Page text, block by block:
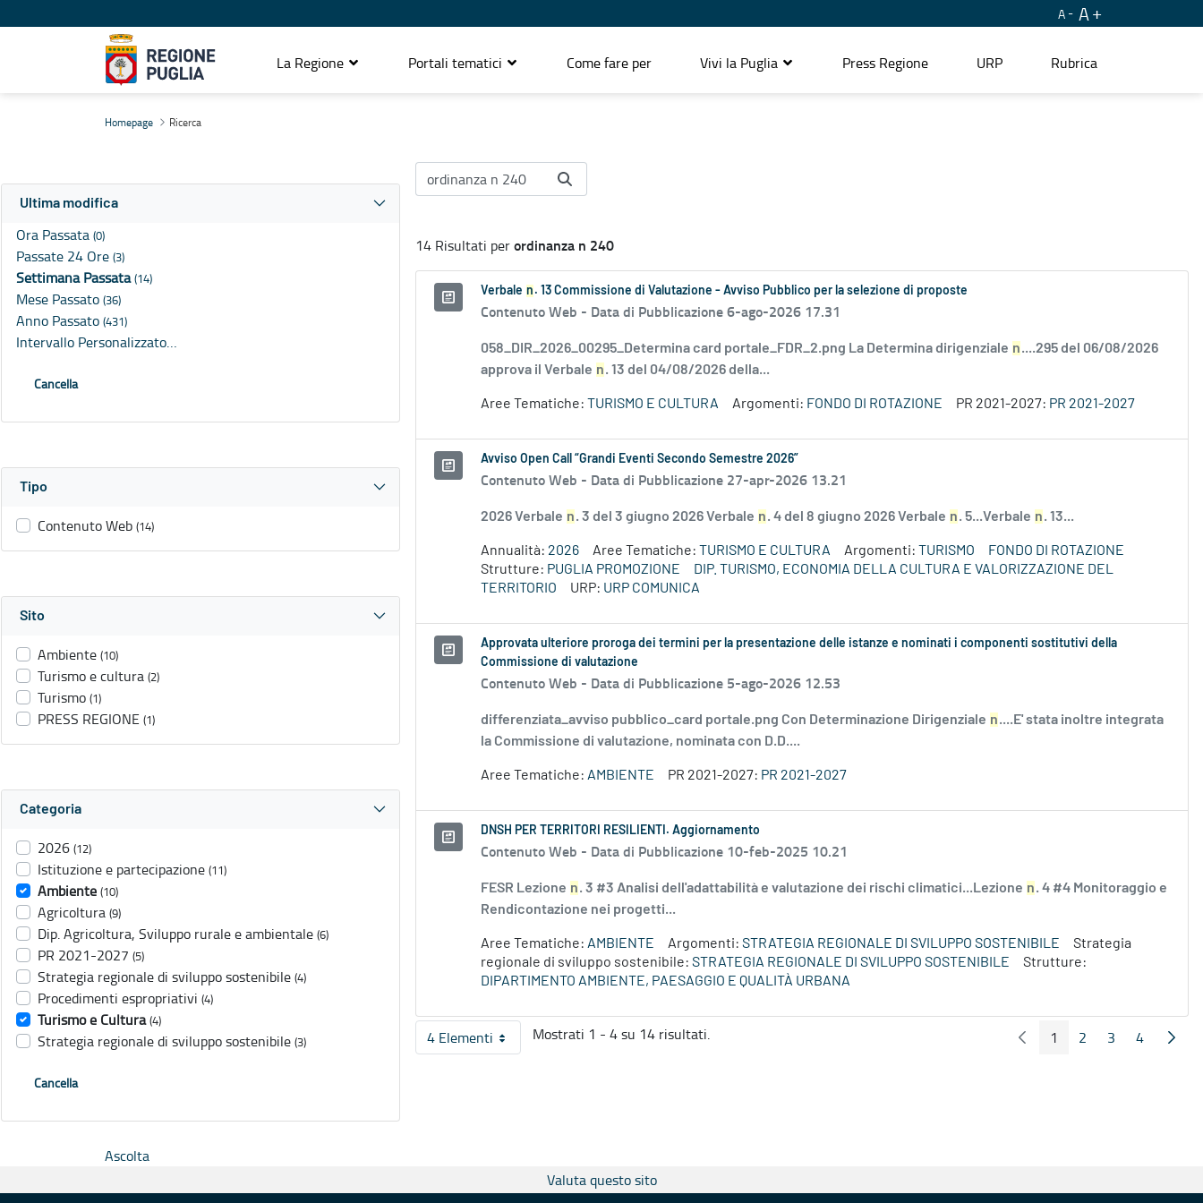
A A
La Regione Portali tematici Come fare per Vivi la Puglia Press Regione URP Rubrica
Homepage Ricerca
Ultima modifica
Ora Passata (0)
Passate 24 Ore (3)
Settimana Passata(14)
Mese Passato (36)
Anno Passato (431)
Intervallo Personalizzato…
Cancella
Tipo
Contenuto Web (14)
Sito
Ambiente (10)
Turismo e cultura (2)
Turismo (1)
PRESS REGIONE (1)
Categoria
2026 (12)
Istituzione e partecipazione (11)
Ambiente (10)
Agricoltura (9)
Dip. Agricoltura, Sviluppo rurale e ambientale (6)
PR 2021-2027 (5)
Strategia regionale di sviluppo sostenibile (4)
Procedimenti espropriativi (4)
Turismo e Cultura (4)
Strategia regionale di sviluppo sostenibile (3)
Cancella
14 Risultati perordinanza n 240
Verbale n . 13 Commissione di Valutazione - Avviso Pubblico per la selezione di proposte
Contenuto Web - Data di Pubblicazione 6-ago-2026 17.31
058_DIR_2026_00295_Determina card portale_FDR_2.png La Determina dirigenziale n....295 del 06/08/2026
approva il Verbale n. 13 del 04/08/2026 della...
Aree Tematiche: TURISMO E CULTURA Argomenti: FONDO DI ROTAZIONE PR 2021-2027: PR 2021-2027
Avviso Open Call “Grandi Eventi Secondo Semestre 2026”
Contenuto Web - Data di Pubblicazione 27-apr-2026 13.21
2026 Verbale n. 3 del 3 giugno 2026 Verbale n. 4 del 8 giugno 2026 Verbale n. 5...Verbale n. 13...
Annualità: 2026 Aree Tematiche: TURISMO E CULTURA Argomenti: TURISMO
FONDO DI ROTAZIONE
Strutture: PUGLIA PROMOZIONE
DIP. TURISMO, ECONOMIA DELLA CULTURA E VALORIZZAZIONE DEL
TERRITORIO
URP: URP COMUNICA
Approvata ulteriore proroga dei termini per la presentazione delle istanze e nominati i componenti sostitutivi della
Commissione di valutazione
Contenuto Web - Data di Pubblicazione 5-ago-2026 12.53
differenziata_avviso pubblico_card portale.png Con Determinazione Dirigenziale n....E' stata inoltre integrata
la Commissione di valutazione, nominata con D.D....
Aree Tematiche: AMBIENTE PR 2021-2027: PR 2021-2027
DNSH PER TERRITORI RESILIENTI. Aggiornamento
Contenuto Web - Data di Pubblicazione 10-feb-2025 10.21
FESR Lezione n. 3 #3 Analisi dell'adattabilità e valutazione dei rischi climatici...Lezione n. 4 #4 Monitoraggio e
Rendicontazione nei progetti...
Aree Tematiche: AMBIENTE Argomenti: STRATEGIA REGIONALE DI SVILUPPO SOSTENIBILE
Strategia
regionale di sviluppo sostenibile: STRATEGIA REGIONALE DI SVILUPPO SOSTENIBILE
Strutture:
DIPARTIMENTO AMBIENTE, PAESAGGIO E QUALITÀ URBANA
4 ElementiPer pagina
Mostrati 1 - 4 su 14 risultati. Pagina Precedente
Pagina
1 Pagina
2 Pagina
3 Pagina
4
Ascolta
Valuta questo sito